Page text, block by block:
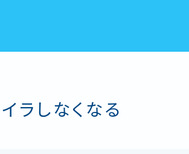
ラしなくなる